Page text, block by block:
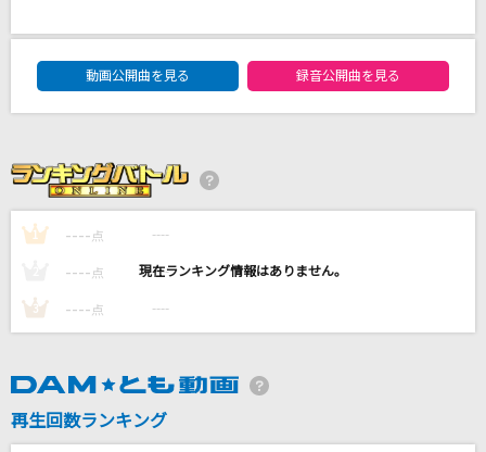
BELOVED
SixTONES
Pretender
Official髭男dism
DAMの新曲・ランキングなど
カラオケ最新情報をチェック！
DAM★ともボーカルエントリーランキング
動画公開曲を見る
録音公開曲を見る
1 ---- 点 ----
---- 点 ----
3 ---- 点 ----
再生回数ランキング